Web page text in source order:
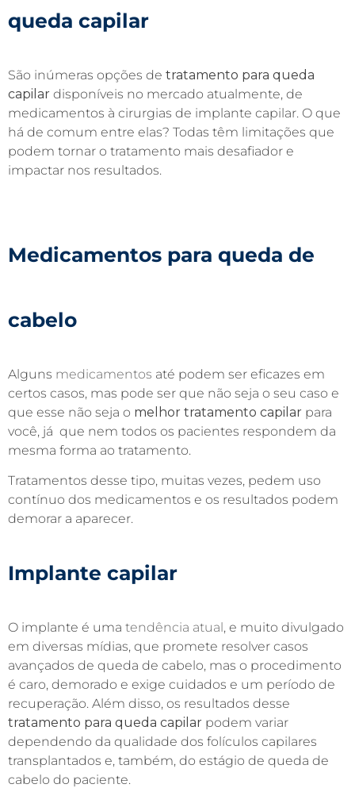
queda capilar
São inúmeras opções de tratamento para queda
capilar disponíveis no mercado atualmente, de
medicamentos à cirurgias de implante capilar. O que
há de comum entre elas? Todas têm limitações que
podem tornar o tratamento mais desafiador e
impactar nos resultados.
Medicamentos para queda de
cabelo
Alguns medicamentos até podem ser eficazes em
certos casos, mas pode ser que não seja o seu caso e
que esse não seja o melhor tratamento capilar para
você, já que nem todos os pacientes respondem da
mesma forma ao tratamento.
Tratamentos desse tipo, muitas vezes, pedem uso
contínuo dos medicamentos e os resultados podem
demorar a aparecer.
Implante capilar
O implante é uma tendência atual, e muito divulgado
em diversas mídias, que promete resolver casos
avançados de queda de cabelo, mas o procedimento
é caro, demorado e exige cuidados e um período de
recuperação. Além disso, os resultados desse
tratamento para queda capilar podem variar
dependendo da qualidade dos folículos capilares
transplantados e, também, do estágio de queda de
cabelo do paciente.